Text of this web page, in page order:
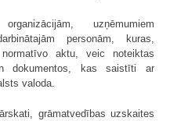
uzņēmumiem
personām, kuras,
aktu, veic noteiktas
dokumentos, kas saistīti ar
valoda.
grāmatvedības uzskaites